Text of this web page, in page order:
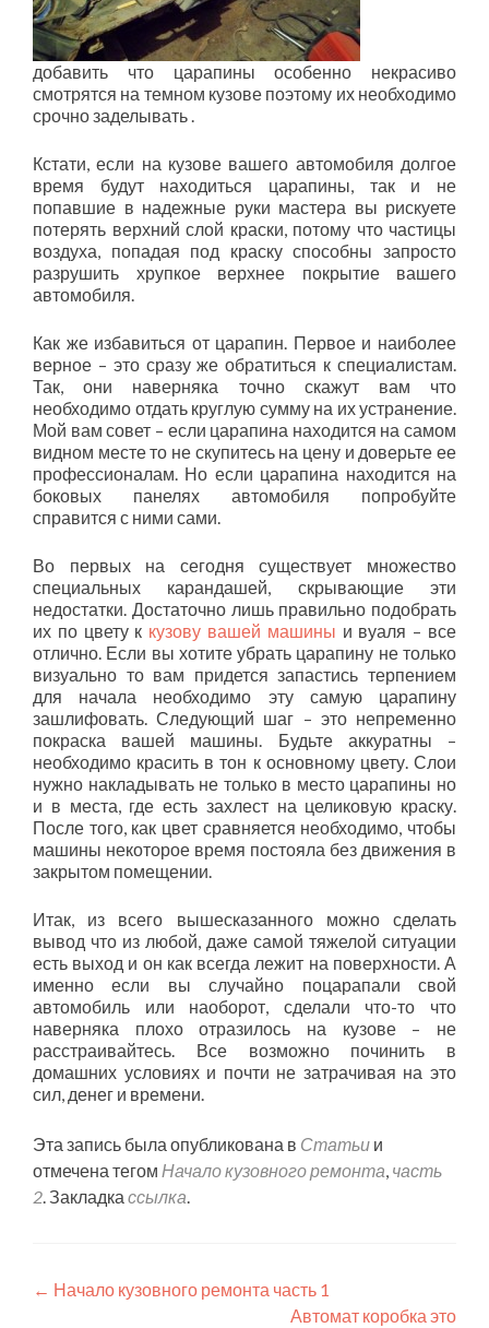
добавить что царапины особенно некрасиво
смотрятся на темном кузове поэтому их необходимо
срочно заделывать .
Кстати, если на кузове вашего автомобиля долгое
время будут находиться царапины, так и не
попавшие в надежные руки мастера вы рискуете
потерять верхний слой краски, потому что частицы
воздуха, попадая под краску способны запросто
разрушить хрупкое верхнее покрытие вашего
автомобиля.
Как же избавиться от царапин. Первое и наиболее
верное – это сразу же обратиться к специалистам.
Так, они наверняка точно скажут вам что
необходимо отдать круглую сумму на их устранение.
Мой вам совет – если царапина находится на самом
видном месте то не скупитесь на цену и доверьте ее
профессионалам. Но если царапина находится на
боковых панелях автомобиля попробуйте
справится с ними сами.
Во первых на сегодня существует множество
специальных карандашей, скрывающие эти
недостатки. Достаточно лишь правильно подобрать
их по цвету к кузову вашей машины и вуаля – все
отлично. Если вы хотите убрать царапину не только
визуально то вам придется запастись терпением
для начала необходимо эту самую царапину
зашлифовать. Следующий шаг – это непременно
покраска вашей машины. Будьте аккуратны –
необходимо красить в тон к основному цвету. Слои
нужно накладывать не только в место царапины но
и в места, где есть захлест на целиковую краску.
После того, как цвет сравняется необходимо, чтобы
машины некоторое время постояла без движения в
закрытом помещении.
Итак, из всего вышесказанного можно сделать
вывод что из любой, даже самой тяжелой ситуации
есть выход и он как всегда лежит на поверхности. А
именно если вы случайно поцарапали свой
автомобиль или наоборот, сделали что-то что
наверняка плохо отразилось на кузове – не
расстраивайтесь. Все возможно починить в
домашних условиях и почти не затрачивая на это
сил, денег и времени.
Эта запись была опубликована в Статьи и
отмечена тегом Начало кузовного ремонта, часть
2. Закладка ссылка.
Навигация
← Начало кузовного ремонта часть 1
Автомат коробка это